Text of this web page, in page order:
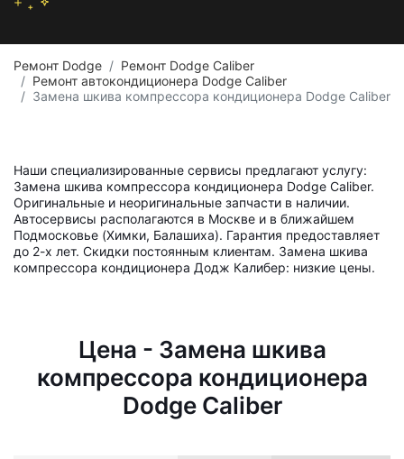
Ремонт Dodge
Ремонт Dodge Caliber
Ремонт автокондиционера Dodge Caliber
Замена шкива компрессора кондиционера Dodge Caliber
Наши специализированные сервисы предлагают услугу:
Замена шкива компрессора кондиционера Dodge Caliber.
Оригинальные и неоригинальные запчасти в наличии.
Автосервисы располагаются в Москве и в ближайшем
Подмосковье (Химки, Балашиха). Гарантия предоставляет
до 2-х лет. Скидки постоянным клиентам. Замена шкива
компрессора кондиционера Додж Калибер: низкие цены.
Цена - Замена шкива
компрессора кондиционера
Dodge Caliber